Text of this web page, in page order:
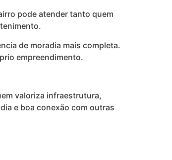
pode atender tanto quem
de moradia mais completa.
empreendimento.
valoriza infraestrutura,
e boa conexão com outras